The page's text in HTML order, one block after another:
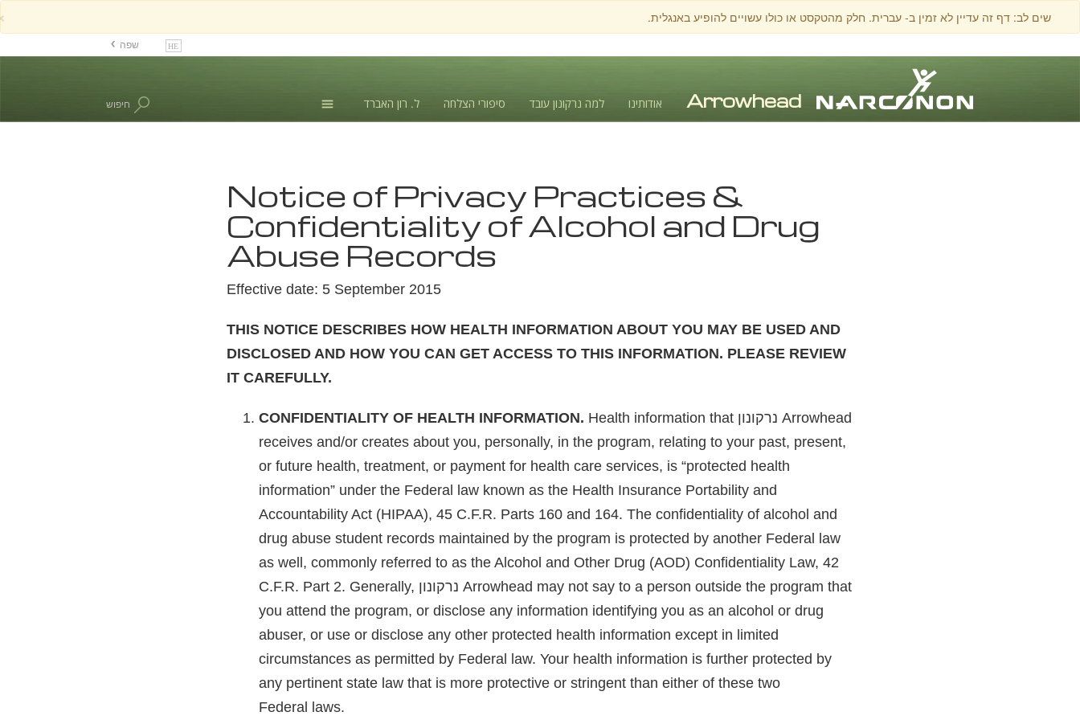
שים לב: דף זה עדיין לא זמין ב- עברית. חלק מהטקסט או כולו עשויים להופיע באנגלית.
אודותינו למה נרקונון עובד סיפורי הצלחה ל. רון האברד חיפוש
שפה
הולנדית
צרפתית
עברית
מגיארית
איטלקית
נורווגית
פורטוגזית
Notice of Privacy Practices &
Confidentiality of Alcohol and Drug
Abuse Records
Effective date: 5 September 2015
THIS NOTICE DESCRIBES HOW HEALTH INFORMATION ABOUT YOU MAY BE USED AND
DISCLOSED AND HOW YOU CAN GET ACCESS TO THIS INFORMATION. PLEASE REVIEW
IT CAREFULLY.
CONFIDENTIALITY OF HEALTH INFORMATION. Health information that נרקונון Arrowhead
receives and/or creates about you, personally, in the program, relating to your past, present,
or future health, treatment, or payment for health care services, is “protected health
information” under the Federal law known as the Health Insurance Portability and
Accountability Act (HIPAA), 45 C.F.R. Parts 160 and 164. The confidentiality of alcohol and
drug abuse student records maintained by the program is protected by another Federal law
as well, commonly referred to as the Alcohol and Other Drug (AOD) Confidentiality Law, 42
C.F.R. Part 2. Generally, נרקונון Arrowhead may not say to a person outside the program that
you attend the program, or disclose any information identifying you as an alcohol or drug
abuser, or use or disclose any other protected health information except in limited
circumstances as permitted by Federal law. Your health information is further protected by
any pertinent state law that is more protective or stringent than either of these two
Federal laws.